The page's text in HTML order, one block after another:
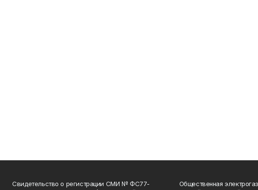
Свидетельство о регистрации СМИ № ФС77-
Общественная